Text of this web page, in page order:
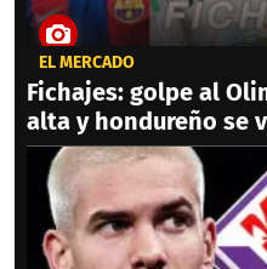
EL MERCADO
Fichajes: golpe al
alta y hondureño se